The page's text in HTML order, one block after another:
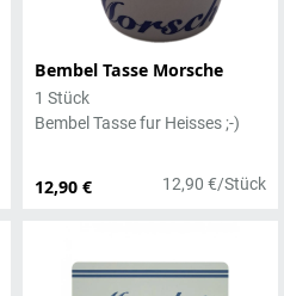
Bembel Tasse Morsche
12,90 € 12,90 €/Stück
1 Stück
Bembel Tasse fur Heisses ;-)